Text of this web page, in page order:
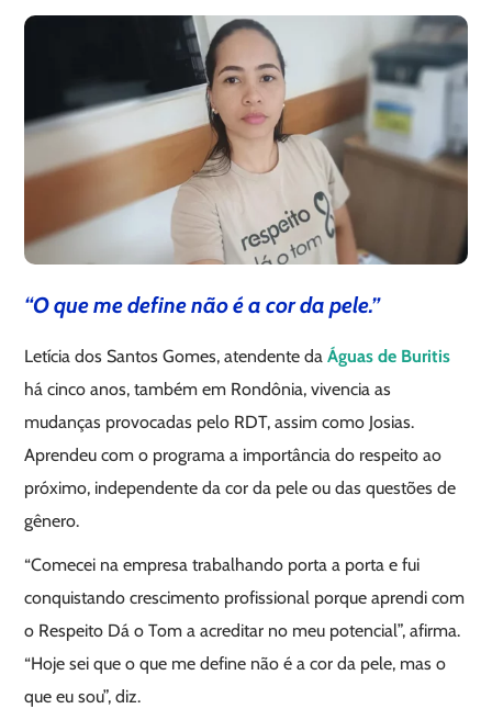
“O que me define não é a cor da pele.”
Letícia dos Santos Gomes, atendente daÁguas de Buritis
há cinco anos, também em Rondônia, vivencia as
mudanças provocadas pelo RDT, assim como Josias.
Aprendeu com o programa a importância do respeito ao
próximo, independente da cor da pele ou das questões de
gênero.
“Comecei na empresa trabalhando porta a porta e fui
conquistando crescimento profissional porque aprendi com
o Respeito Dá o Tom a acreditar no meu potencial”, afirma.
“Hoje sei que o que me define não é a cor da pele, mas o
que eu sou”, diz.